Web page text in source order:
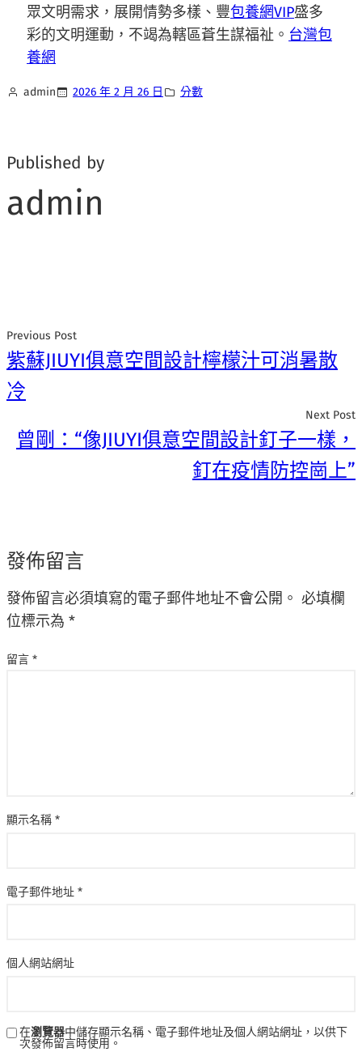
眾文明需求，展開情勢多樣、豐包養網VIP盛多
彩的文明運動，不竭為轄區蒼生謀福祉。 台灣包
養網
admin 2026 年 2 月 26 日 分數
Published by
admin
Previous Post
紫蘇JIUYI俱意空間設計檸檬汁可消暑散
冷
Next Post
曾剛：“像JIUYI俱意空間設計釘子一樣，
釘在疫情防控崗上”
發佈留言
發佈留言必須填寫的電子郵件地址不會公開。 必填欄
位標示為 *
留言 *
顯示名稱 *
電子郵件地址 *
個人網站網址
在瀏覽器中儲存顯示名稱、電子郵件地址及個人網站網址，以供下
次發佈留言時使用。